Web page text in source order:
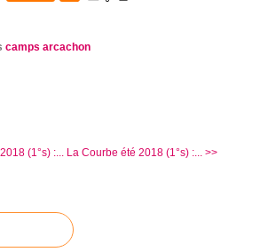
camps arcachon
(1°s) :... La Courbe été 2018 (1°s) :... >>